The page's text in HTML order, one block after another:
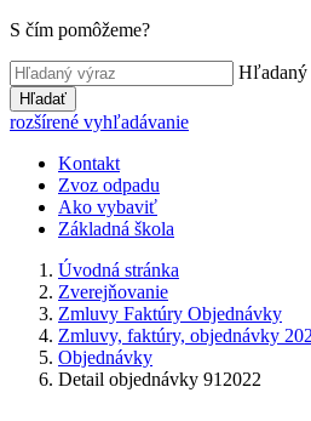
S čím pomôžeme?
Hľadaný
Hľadať
rozšírené vyhľadávanie
Kontakt
Zvoz odpadu
Ako vybaviť
Základná škola
Úvodná stránka
Zverejňovanie
Zmluvy Faktúry Objednávky
Zmluvy, faktúry, objednávky
Objednávky
Detail objednávky 912022